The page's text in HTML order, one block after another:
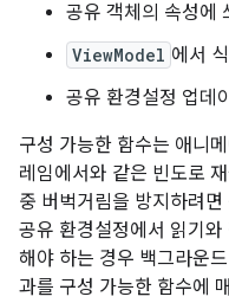
공유 객체의 속성에
ViewModel 에서
공유 환경설정 업데
구성 가능한 함수는 애니
레임에서와 같은 빈도로
중 버벅거림을 방지하려
공유 환경설정에서 읽기
해야 하는 경우 백그라운
과를 구성 가능한 함수에